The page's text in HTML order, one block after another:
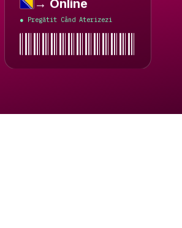
Bosnia și Herțegovina
→ Online
● Pregătit Când Aterizezi